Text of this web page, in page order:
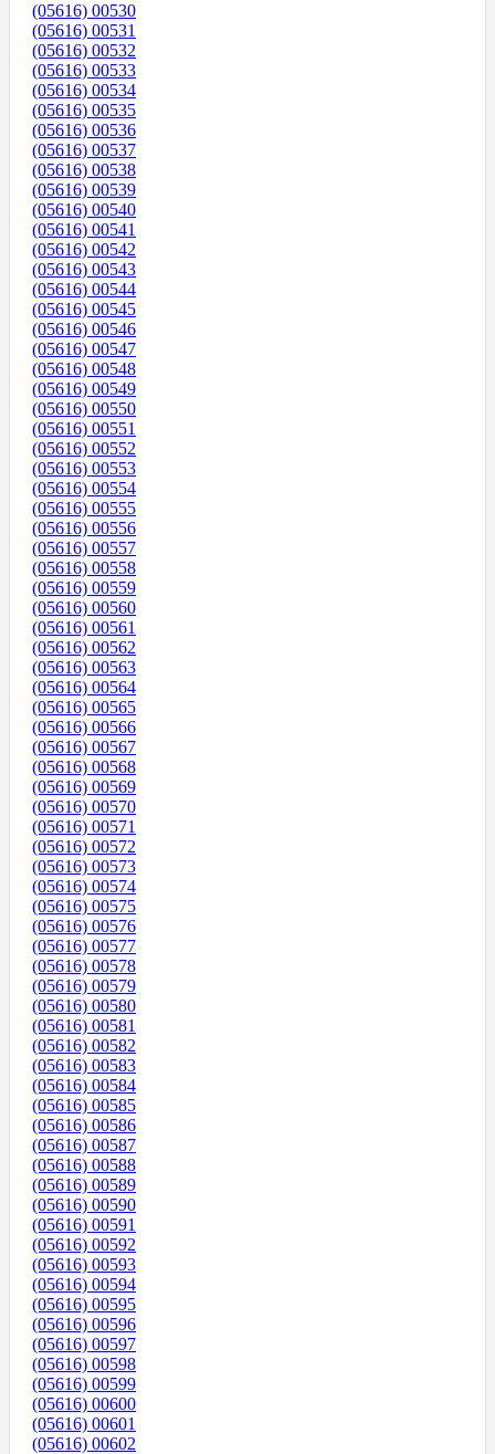
(05616) 00530
(05616) 00531
(05616) 00532
(05616) 00533
(05616) 00534
(05616) 00535
(05616) 00536
(05616) 00537
(05616) 00538
(05616) 00539
(05616) 00540
(05616) 00541
(05616) 00542
(05616) 00543
(05616) 00544
(05616) 00545
(05616) 00546
(05616) 00547
(05616) 00548
(05616) 00549
(05616) 00550
(05616) 00551
(05616) 00552
(05616) 00553
(05616) 00554
(05616) 00555
(05616) 00556
(05616) 00557
(05616) 00558
(05616) 00559
(05616) 00560
(05616) 00561
(05616) 00562
(05616) 00563
(05616) 00564
(05616) 00565
(05616) 00566
(05616) 00567
(05616) 00568
(05616) 00569
(05616) 00570
(05616) 00571
(05616) 00572
(05616) 00573
(05616) 00574
(05616) 00575
(05616) 00576
(05616) 00577
(05616) 00578
(05616) 00579
(05616) 00580
(05616) 00581
(05616) 00582
(05616) 00583
(05616) 00584
(05616) 00585
(05616) 00586
(05616) 00587
(05616) 00588
(05616) 00589
(05616) 00590
(05616) 00591
(05616) 00592
(05616) 00593
(05616) 00594
(05616) 00595
(05616) 00596
(05616) 00597
(05616) 00598
(05616) 00599
(05616) 00600
(05616) 00601
(05616) 00602